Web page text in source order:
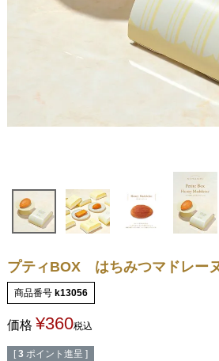
プティBOX はちみつマドレー
商品番号 k13056
価格 ¥360税込
[ 3 ポイント進呈 ]